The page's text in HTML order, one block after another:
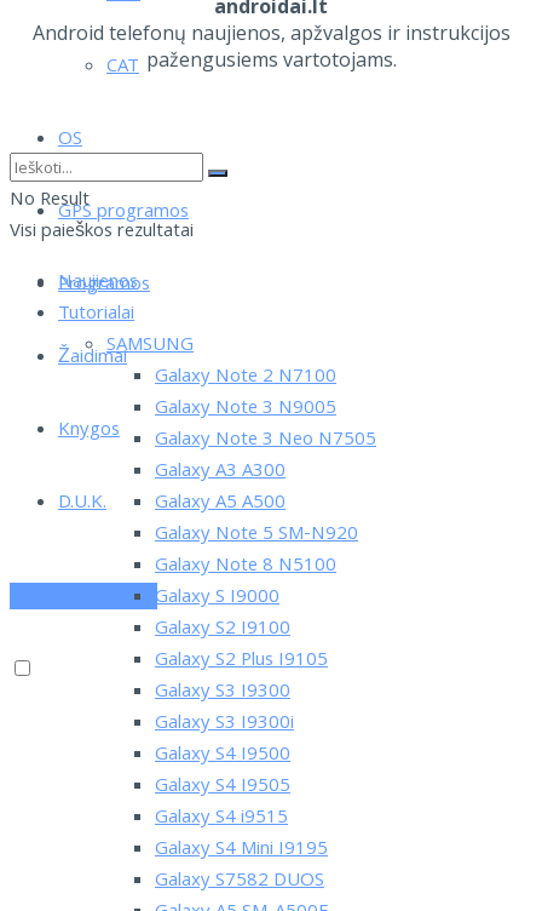
CAT
OS
GPS programos
Programos
Žaidimai
Knygos
D.U.K.
PRENUMERUOK
androidai.lt
Android telefonų naujienos, apžvalgos ir instrukcijos
pažengusiems vartotojams.
No Result
Visi paieškos rezultatai
Naujienos
Tutorialai
SAMSUNG
Galaxy Note 2 N7100
Galaxy Note 3 N9005
Galaxy Note 3 Neo N7505
Galaxy A3 A300
Galaxy A5 A500
Galaxy Note 5 SM-N920
Galaxy Note 8 N5100
Galaxy S I9000
Galaxy S2 I9100
Galaxy S2 Plus I9105
Galaxy S3 I9300
Galaxy S3 I9300i
Galaxy S4 I9500
Galaxy S4 I9505
Galaxy S4 i9515
Galaxy S4 Mini I9195
Galaxy S7582 DUOS